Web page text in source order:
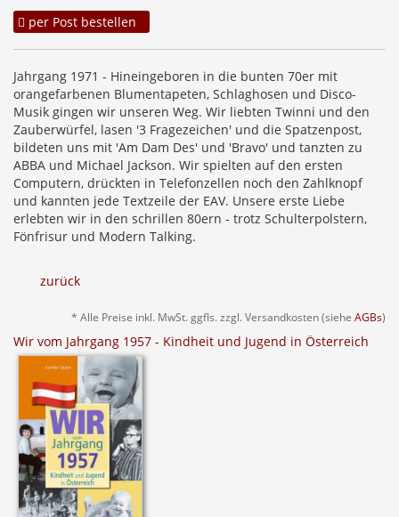
per Post bestellen
Jahrgang 1971 - Hineingeboren in die bunten 70er mit
orangefarbenen Blumentapeten, Schlaghosen und Disco-
Musik gingen wir unseren Weg. Wir liebten Twinni und den
Zauberwürfel, lasen '3 Fragezeichen' und die Spatzenpost,
bildeten uns mit 'Am Dam Des' und 'Bravo' und tanzten zu
ABBA und Michael Jackson. Wir spielten auf den ersten
Computern, drückten in Telefonzellen noch den Zahlknopf
und kannten jede Textzeile der EAV. Unsere erste Liebe
erlebten wir in den schrillen 80ern - trotz Schulterpolstern,
Fönfrisur und Modern Talking.
zurück
* Alle Preise inkl. MwSt. ggfls. zzgl. Versandkosten (siehe AGBs)
Wir vom Jahrgang 1957 - Kindheit und Jugend in Österreich